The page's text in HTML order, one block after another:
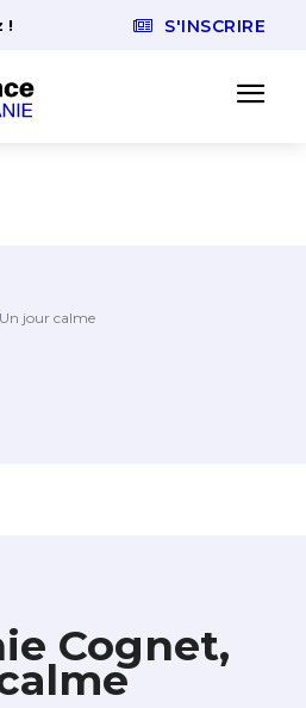
! S'INSCRIRE
jour calme
Cognet,